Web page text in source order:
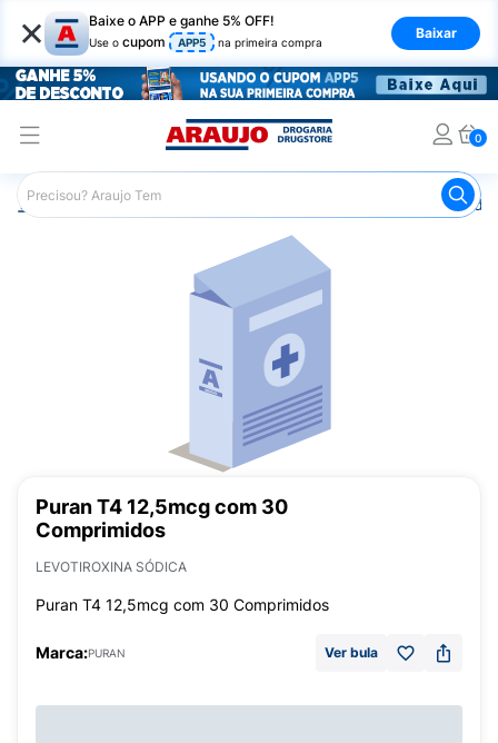
× Baixe o APP e ganhe 5% OFF!
Use o cupom APP5 na primeira compra
Baixar
0
Araujo Medicamentos
Puran T4 12,5mcg com 30
Comprimidos
LEVOTIROXINA SÓDICA
Puran T4 12,5mcg com 30 Comprimidos
Marca:PURAN Ver bula